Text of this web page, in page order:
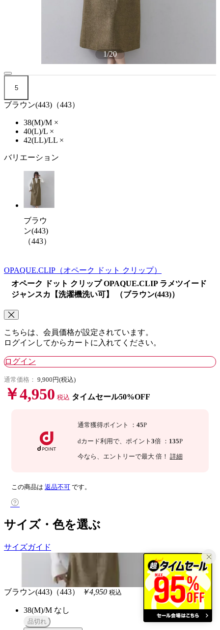
1/20
5
ブラウン(443)（443）
38(M)/M ×
40(L)/L ×
42(LL)/LL ×
バリエーション
ブラウ
ン(443)
（443）
OPAQUE.CLIP （オペーク ドット クリップ）
オペーク ドット クリップ OPAQUE.CLIP ラメツイード
ジャンスカ【洗濯機洗い可】 （ブラウン(443)）
こちらは、会員価格が設定されています。
ログインしてからカートに入れてください。
ログイン
通常価格： 9,900円(税込)
￥4,950 税込 タイムセール50%OFF
通常獲得ポイント ： 45P
dカード利用で、 ポイント 3倍 ： 135P
今なら 、エントリーで最大 倍！ 詳細
この商品は 返品不可 です。
サイズ・色を選ぶ
サイズガイド
ブラウン(443)（443） ￥4,950 税込
38(M)/M なし
品切れ